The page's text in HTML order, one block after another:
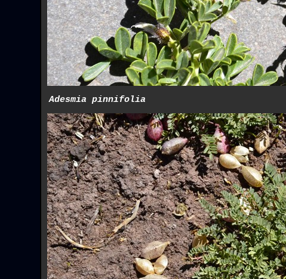
Adesmia pinnifolia